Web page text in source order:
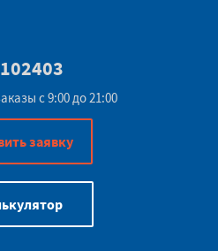
с 9:00 до 21:00
заявку